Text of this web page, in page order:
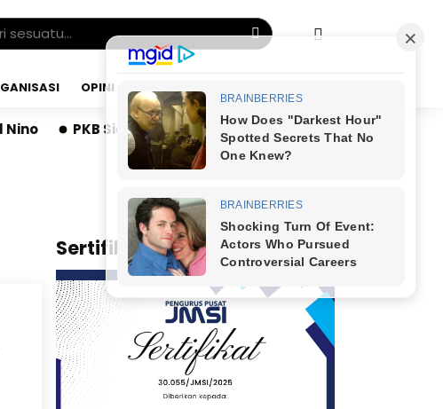
OPINI MINGGU, 09 AGU 2026
PKB Sidrap Bangun Mesin Politik hingga Desa, DPAC dan
Sertifikat JMSI
x